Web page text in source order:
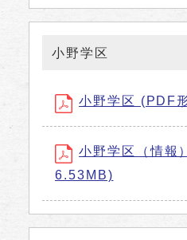
小野学区
小野学区 (PDF
小野学区（情報
6.53MB)